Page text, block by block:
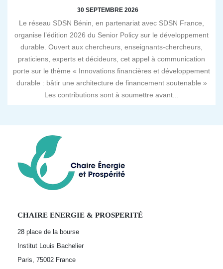
30 SEPTEMBRE 2026
Le réseau SDSN Bénin, en partenariat avec SDSN France,
organise l’édition 2026 du Senior Policy sur le développement
durable. Ouvert aux chercheurs, enseignants-chercheurs,
praticiens, experts et décideurs, cet appel à communication
porte sur le thème « Innovations financières et développement
durable : bâtir une architecture de financement soutenable »
Les contributions sont à soumettre avant...
CHAIRE ENERGIE & PROSPERITÉ
28 place de la bourse
Institut Louis Bachelier
Paris, 75002 France